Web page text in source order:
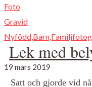
Foto
Gravid
Lek med
19 mars 2019
Satt och gjorde vid